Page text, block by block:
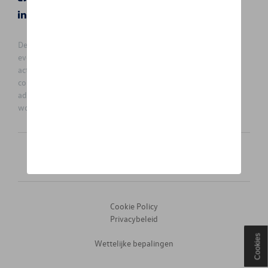
De prijzen op deze site zijn adviesprijzen (incl. btw), exclusief
eventuele installatiekosten. Voor meer informatie over de
actuele verkoopprijs en de eventuele installatiekosten kunt u
contact opnemen met uw concessiehouder / agent. De
adviesprijzen kunnen zonder voorafgaande kennisgeving
worden gewijzigd.
Wettelijke bepalingen
Cookie Policy
Privacybeleid
Cookies